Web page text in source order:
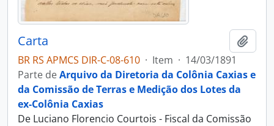
Carta
BR RS APMCS DIR-C-08-610 · Item · 14/03/1891
Parte deArquivo da Diretoria da Colônia Caxias e
da Comissão de Terras e Medição dos Lotes da
ex-Colônia Caxias
De Luciano Florencio Courtois - Fiscal da Comissão